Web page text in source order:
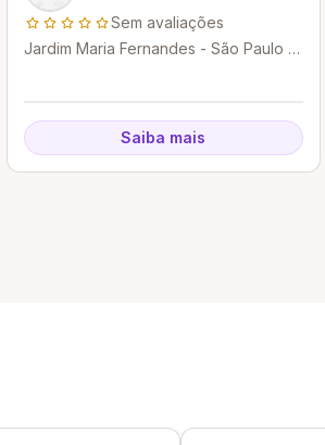
Sem avaliações
Jardim Maria Fernandes - São Paulo -
Saiba mais